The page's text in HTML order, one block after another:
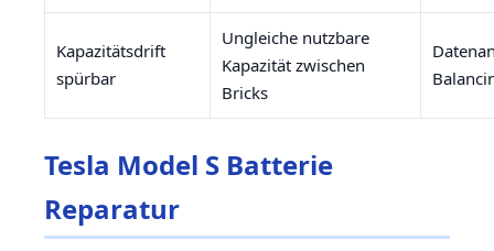
Kapazitätsdrift
spürbar
Ungleiche nutzbare
Kapazität zwischen
Bricks
Tesla Model S Batterie
Reparatur